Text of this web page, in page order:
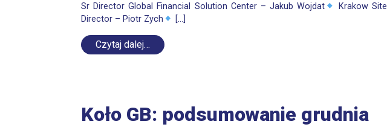
Sr Director Global Financial Solution Center – Jakub Wojdat
Krakow Site
Director – Piotr Zych
[…]
Czytaj dalej…
Koło GB: podsumowanie grudnia